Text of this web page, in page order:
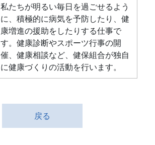
私たちが明るい毎日を過ごせるよう
に、積極的に病気を予防したり、健
康増進の援助をしたりする仕事で
す。健康診断やスポーツ行事の開
催、健康相談など、健保組合が独自
に健康づくりの活動を行います。
戻る